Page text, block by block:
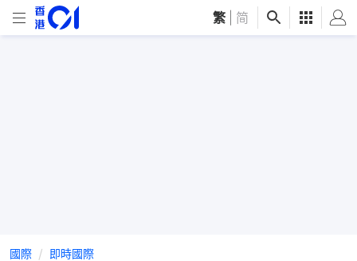
繁 简
國際 即時國際